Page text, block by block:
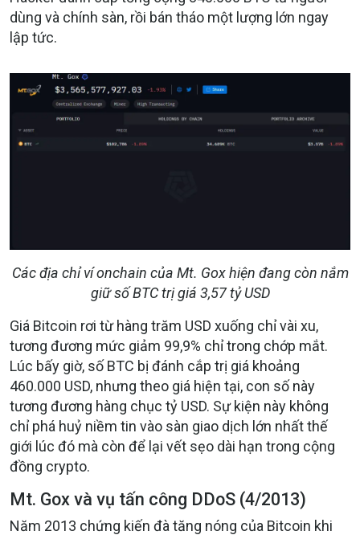
dùng và chính sàn, rồi bán tháo một lượng lớn ngay
lập tức.
Các địa chỉ ví onchain của Mt. Gox hiện đang còn nắm
giữ số BTC trị giá 3,57 tỷ USD
Giá Bitcoin rơi từ hàng trăm USD xuống chỉ vài xu,
tương đương mức giảm 99,9% chỉ trong chớp mắt.
Lúc bấy giờ, số BTC bị đánh cắp trị giá khoảng
460.000 USD, nhưng theo giá hiện tại, con số này
tương đương hàng chục tỷ USD. Sự kiện này không
chỉ phá huỷ niềm tin vào sàn giao dịch lớn nhất thế
giới lúc đó mà còn để lại vết sẹo dài hạn trong cộng
đồng crypto.
Mt. Gox và vụ tấn công DDoS (4/2013)
Năm 2013 chứng kiến đà tăng nóng của Bitcoin khi